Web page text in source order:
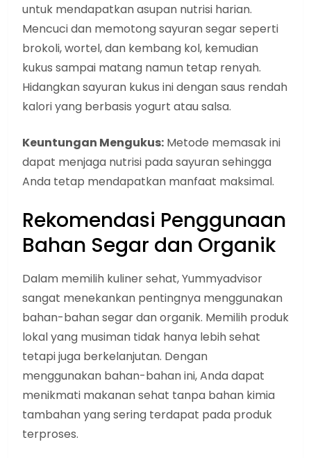
untuk mendapatkan asupan nutrisi harian.
Mencuci dan memotong sayuran segar seperti
brokoli, wortel, dan kembang kol, kemudian
kukus sampai matang namun tetap renyah.
Hidangkan sayuran kukus ini dengan saus rendah
kalori yang berbasis yogurt atau salsa.
Keuntungan Mengukus: Metode memasak ini
dapat menjaga nutrisi pada sayuran sehingga
Anda tetap mendapatkan manfaat maksimal.
Rekomendasi Penggunaan
Bahan Segar dan Organik
Dalam memilih kuliner sehat, Yummyadvisor
sangat menekankan pentingnya menggunakan
bahan-bahan segar dan organik. Memilih produk
lokal yang musiman tidak hanya lebih sehat
tetapi juga berkelanjutan. Dengan
menggunakan bahan-bahan ini, Anda dapat
menikmati makanan sehat tanpa bahan kimia
tambahan yang sering terdapat pada produk
terproses.